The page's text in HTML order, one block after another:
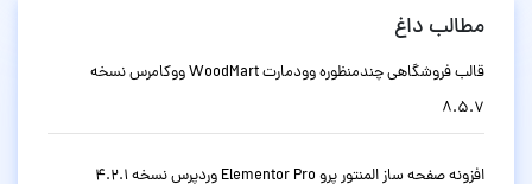
مطالب داغ
قالب فروشگاهی چندمنظوره وودمارت WoodMart ووکامرس نسخه
8.5.7
افزونه صفحه ساز المنتور پرو Elementor Pro وردپرس نسخه 4.2.1